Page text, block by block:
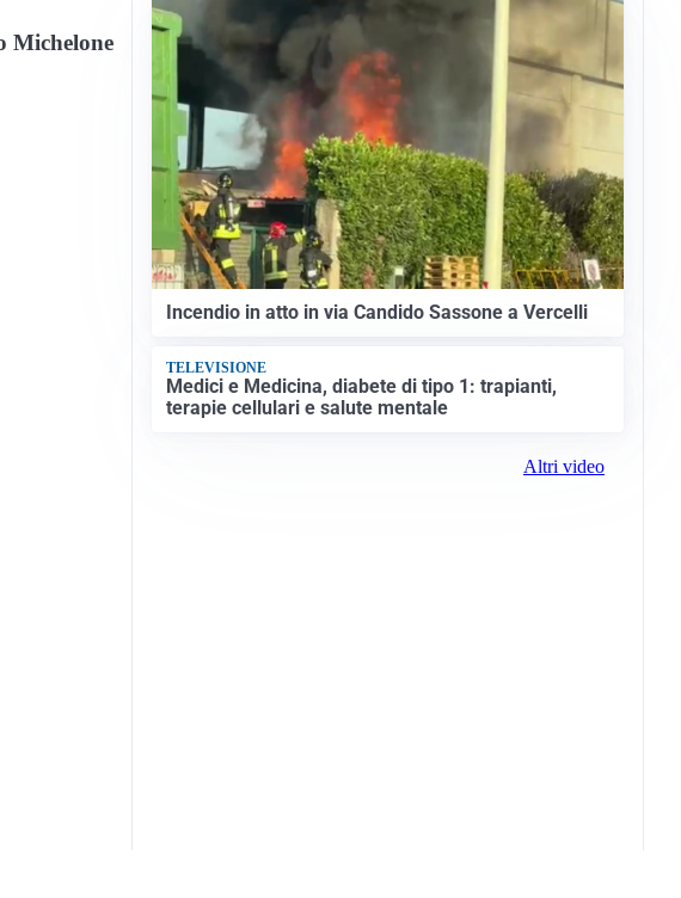
Michelone
Incendio in atto in via Candido Sassone a Vercelli
TELEVISIONE
Medici e Medicina, diabete di tipo 1: trapianti,
terapie cellulari e salute mentale
Altri video